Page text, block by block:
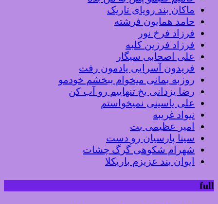
ماکان بند رویای تاریک
حامد همایون فرشته
فرزاد فرخ نور
فرزاد فرزین کلبه
علی اصحابی سیگار
فریدون آسرایی یادمون رفت
روزبه بمانی میخوام ببخشم خودمو
رضا یزدانی یخ تنهاییم رو آب کن
علی یاسینی نمیخواستم
نیواد غریبه
امیر عظیمی بت
سینا پارسیان رو دست
شهرام شکوهی گرگ چشات
ایوان بند عزیزم باریکلا
full